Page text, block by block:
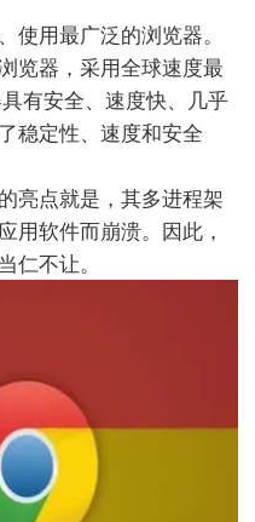
用最广泛的浏览器。
览器，采用全球速度最
有安全、速度快、几乎
稳定性、速度和安全
点就是，其多进程架
用软件而崩溃。因此，
仁不让。